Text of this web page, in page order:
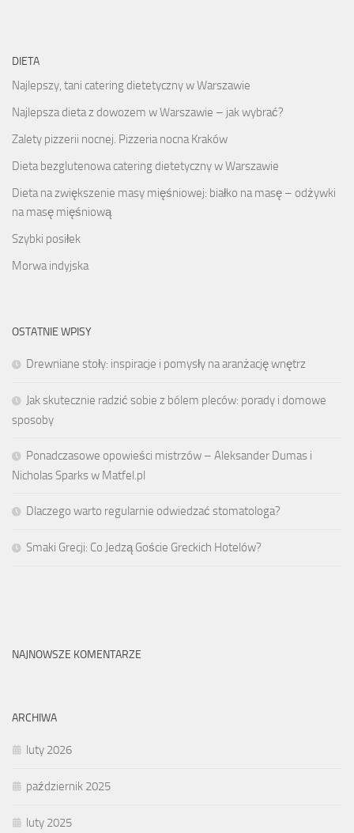
DIETA
Najlepszy, tani catering dietetyczny w Warszawie
Najlepsza dieta z dowozem w Warszawie – jak wybrać?
Zalety pizzerii nocnej. Pizzeria nocna Kraków
Dieta bezglutenowa catering dietetyczny w Warszawie
Dieta na zwiększenie masy mięśniowej: białko na masę – odżywki
na masę mięśniową
Szybki posiłek
Morwa indyjska
OSTATNIE WPISY
Drewniane stoły: inspiracje i pomysły na aranżację wnętrz
Jak skutecznie radzić sobie z bólem pleców: porady i domowe
sposoby
Ponadczasowe opowieści mistrzów – Aleksander Dumas i
Nicholas Sparks w Matfel.pl
Dlaczego warto regularnie odwiedzać stomatologa?
Smaki Grecji: Co Jedzą Goście Greckich Hotelów?
NAJNOWSZE KOMENTARZE
ARCHIWA
luty 2026
październik 2025
luty 2025